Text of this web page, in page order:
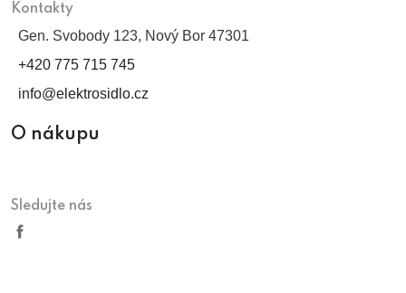
Kontakty
Gen. Svobody 123, Nový Bor 47301
+420 775 715 745
info@elektrosidlo.cz
O nákupu
Sledujte nás